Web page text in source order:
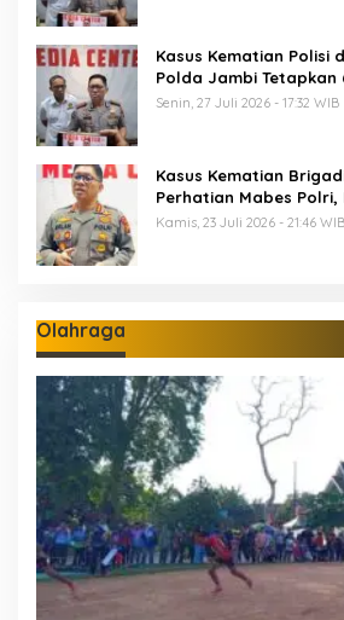
Kasus Kematian Polisi
Polda Jambi Tetapkan
Termasuk 5 Anggota
Senin, 27 Juli 2026 - 17:32 WIB
Kasus Kematian
Perhatian Mabes
Periksa 18 Saksi
Kamis, 23 Juli 2026 - 21:46 WIB
Olahraga